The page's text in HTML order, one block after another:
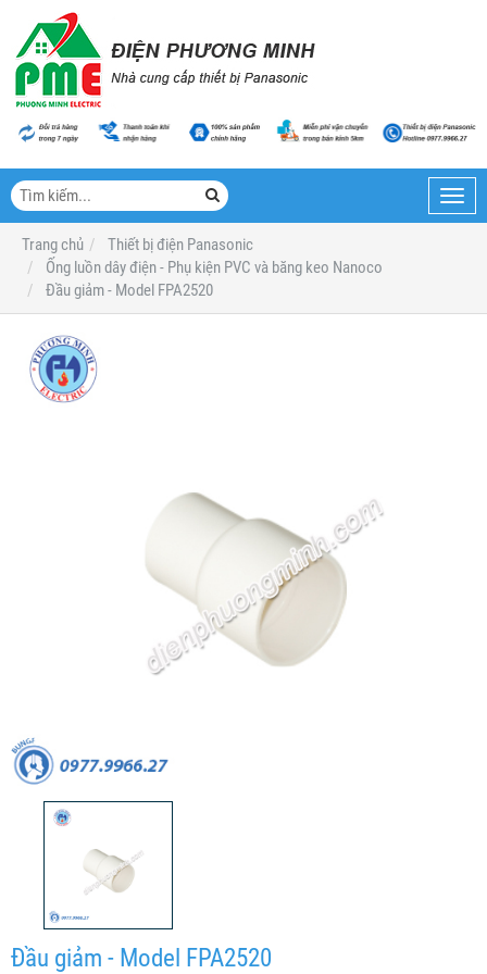
Trang chủ
Thiết bị điện Panasonic
Ống luồn dây điện - Phụ kiện PVC và băng keo Nanoco
Đầu giảm - Model FPA2520
Đầu giảm - Model FPA2520